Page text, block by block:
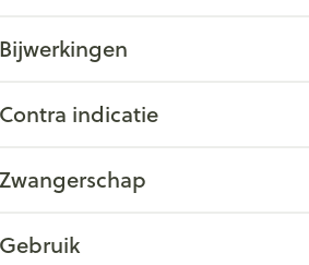
Bijwerkingen
Contra indicatie
Zwangerschap
Gebruik